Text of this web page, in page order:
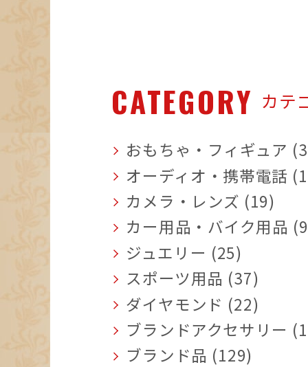
CATEGORY カテ
おもちゃ・フィギュア
オーディオ・携帯電話
カメラ・レンズ (19)
カー用品・バイク用品
ジュエリー (25)
スポーツ用品 (37)
ダイヤモンド (22)
ブランドアクセサリー
ブランド品 (129)